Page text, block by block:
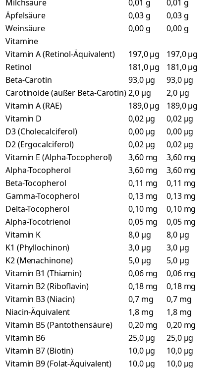
Milchsäure
0,01 g
0,01 g
Äpfelsäure
0,03 g
0,03 g
Weinsäure
0,00 g
0,00 g
Vitamine
Vitamin A (Retinol-Äquivalent)
197,0 µg
197,0 µg
Retinol
181,0 µg
181,0 µg
Beta-Carotin
93,0 µg
93,0 µg
Carotinoide (außer Beta-Carotin)2,0 µg
2,0 µg
Vitamin A (RAE)
189,0 µg
189,0 µg
Vitamin D
0,02 µg
0,02 µg
D3 (Cholecalciferol)
0,00 µg
0,00 µg
D2 (Ergocalciferol)
0,02 µg
0,02 µg
Vitamin E (Alpha-Tocopherol)
3,60 mg
3,60 mg
Alpha-Tocopherol
3,60 mg
3,60 mg
Beta-Tocopherol
0,11 mg
0,11 mg
Gamma-Tocopherol
0,13 mg
0,13 mg
Delta-Tocopherol
0,10 mg
0,10 mg
Alpha-Tocotrienol
0,05 mg
0,05 mg
Vitamin K
8,0 µg
8,0 µg
K1 (Phyllochinon)
3,0 µg
3,0 µg
K2 (Menachinone)
5,0 µg
5,0 µg
Vitamin B1 (Thiamin)
0,06 mg
0,06 mg
Vitamin B2 (Riboflavin)
0,18 mg
0,18 mg
Vitamin B3 (Niacin)
0,7 mg
0,7 mg
Niacin-Äquivalent
1,8 mg
1,8 mg
Vitamin B5 (Pantothensäure)
0,20 mg
0,20 mg
Vitamin B6
25,0 µg
25,0 µg
Vitamin B7 (Biotin)
10,0 µg
10,0 µg
Vitamin B9 (Folat-Äquivalent)
10,0 µg
10,0 µg